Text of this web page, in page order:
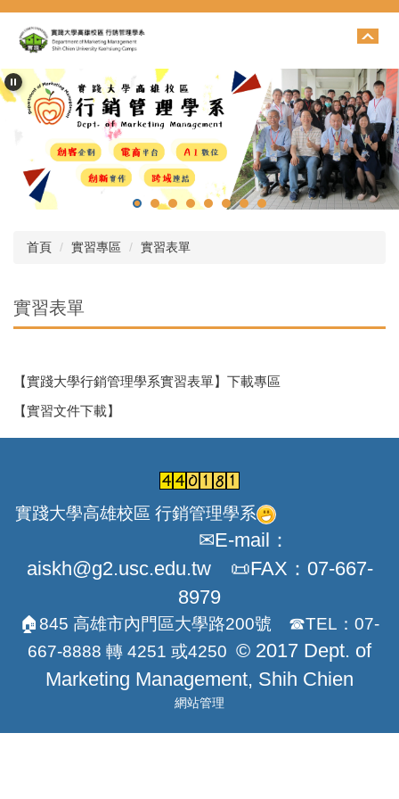
跳
要
內
容
首頁 實習專區 實習表單
實習表單
【實踐大學行銷管理學系實習表單】下載專區
【實習文件下載】
實踐大學高雄校區 行銷管理學系
✉E-mail：
aiskh@g2.usc.edu.tw 📜FAX：07-667-
8979
🏠845 高雄市內門區大學路200號 ☎TEL：07-
667-8888 轉 4251 或4250 © 2017 Dept. of
Marketing Management, Shih Chien
網站管理